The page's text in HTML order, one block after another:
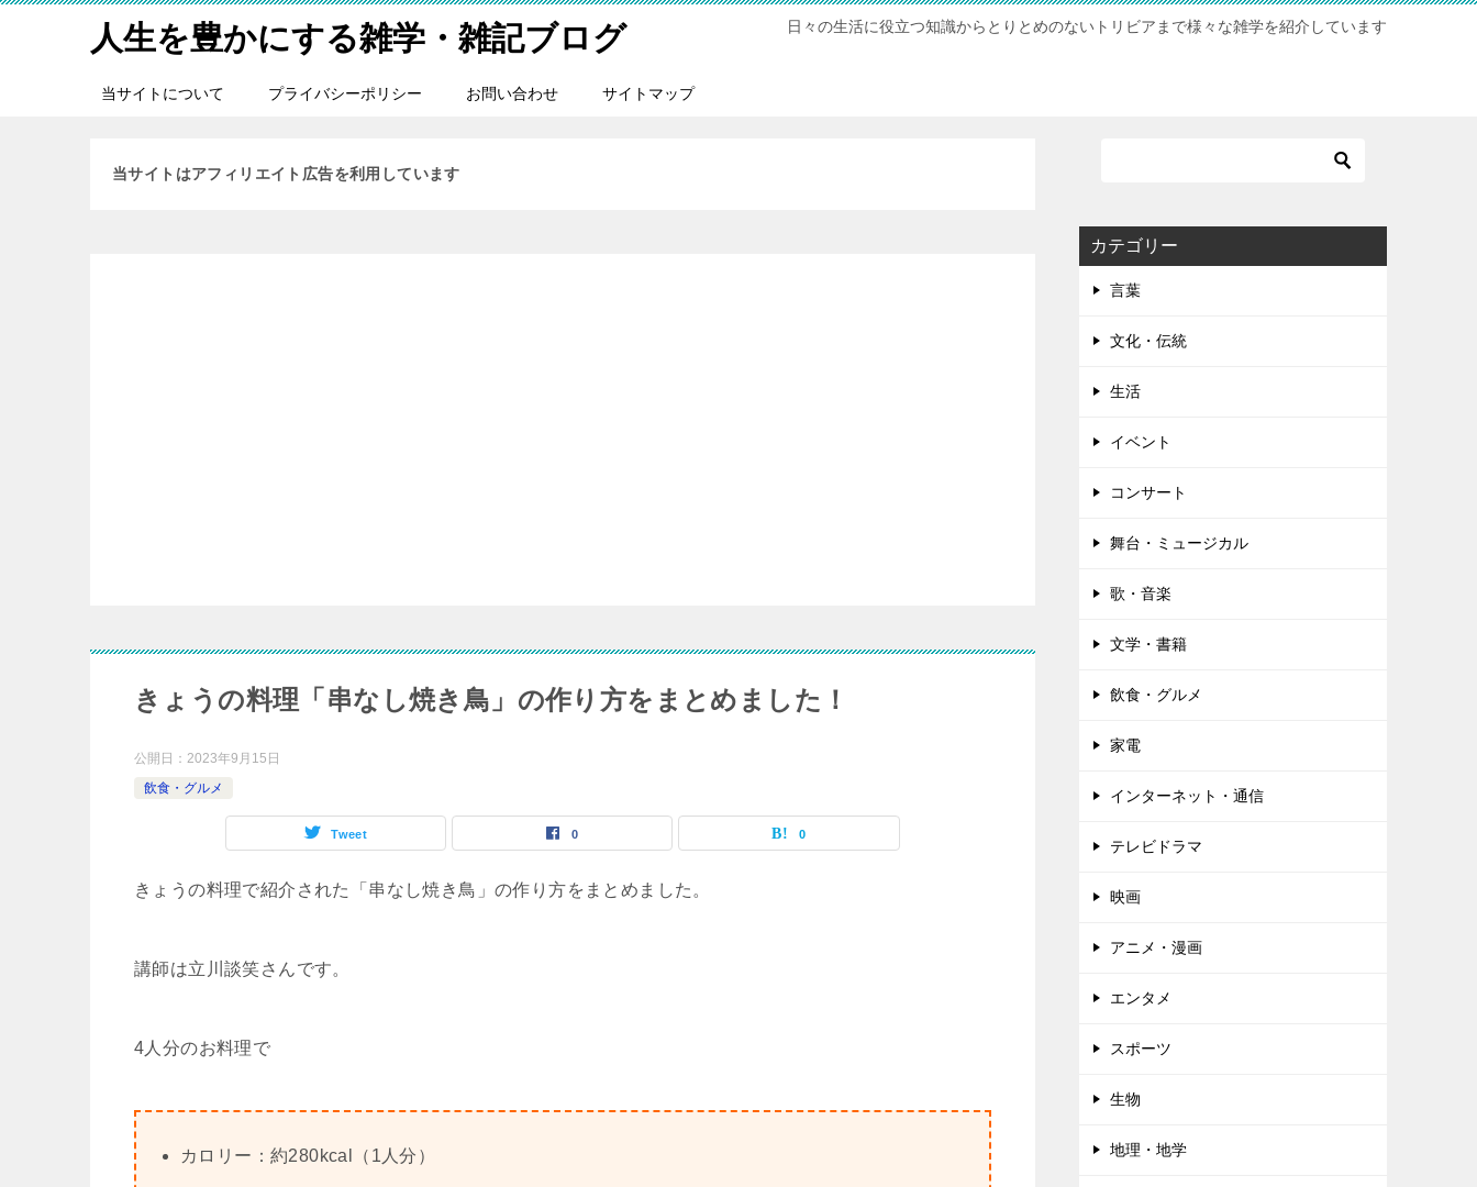
人生を豊かにする雑学・雑記ブログ 日々の生活に役立つ知識からとりとめのないトリビアまで様々な雑学を紹介しています
当サイトについて プライバシーポリシー お問い合わせ サイトマップ
当サイトはアフィリエイト広告を利用しています
きょうの料理「串なし焼き鳥」の作り方をまとめました！
公開日： 2023年9月15日
飲食・グルメ
Tweet 0 0
きょうの料理で紹介された「串なし焼き鳥」の作り方をまとめました。
講師は立川談笑さんです。
4人分のお料理で
カロリー：約280kcal（1人分）
カテゴリー
言葉
文化・伝統
生活
イベント
コンサート
舞台・ミュージカル
歌・音楽
文学・書籍
飲食・グルメ
家電
インターネット・通信
テレビドラマ
映画
アニメ・漫画
エンタメ
スポーツ
生物
地理・地学